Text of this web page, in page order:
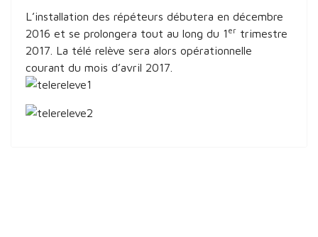
L’installation des répéteurs débutera en décembre
2016 et se prolongera tout au long du 1 er trimestre
2017. La télé relève sera alors opérationnelle
courant du mois d’avril 2017.